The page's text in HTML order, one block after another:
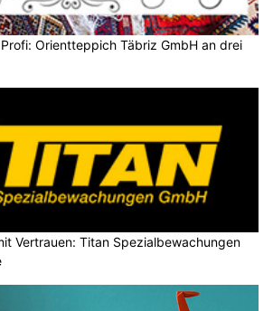
Orientteppich Täbriz GmbH an drei
Vertrauen: Titan Spezialbewachungen